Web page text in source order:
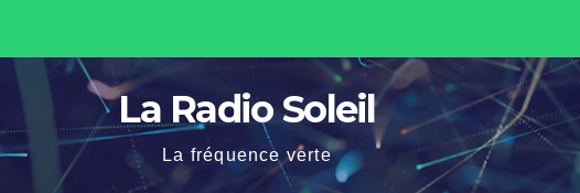
La Radio Soleil
La fréquence verte